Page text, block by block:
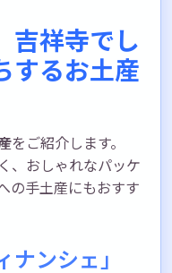
吉祥寺でし
するお土産
をご紹介します。
、おしゃれなパッケ
の手土産にもおすす
ンシェ」